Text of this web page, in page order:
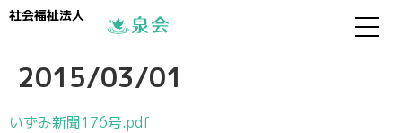
社会福祉法人
2015/03/01
いずみ新聞176号.pdf